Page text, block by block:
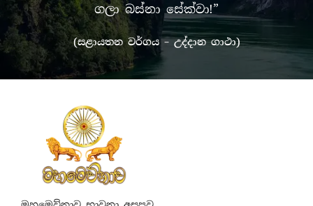
ගලා බස්නා සේක්වා!”
(සළායතන වර්ගය – උද්දාන ගාථා)